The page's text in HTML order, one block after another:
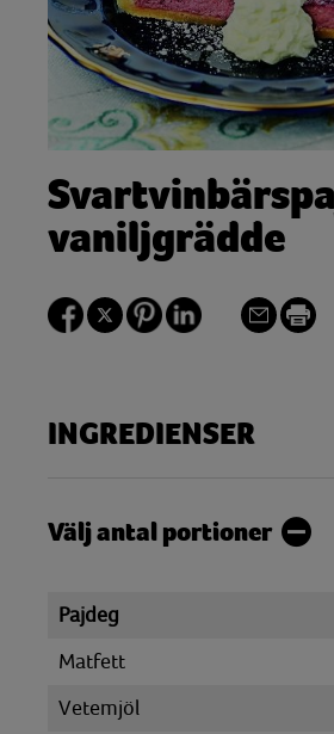
vaniljgrädde
INGREDIENSER
Välj antal portioner
Pajdeg
Matfett
Vetemjöl